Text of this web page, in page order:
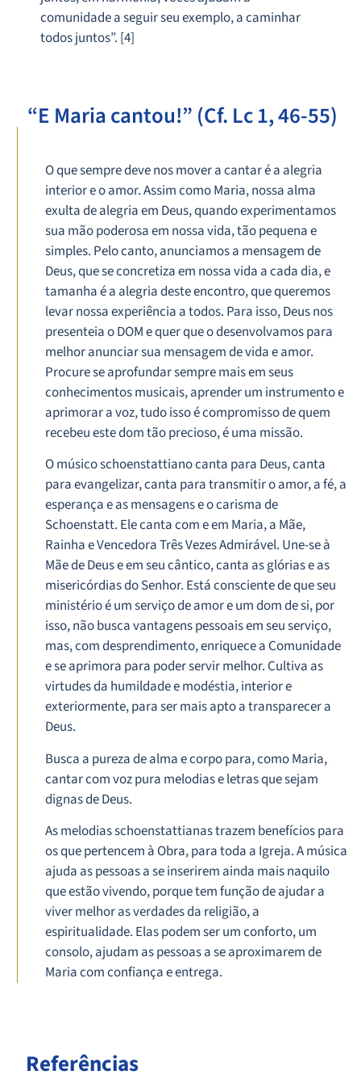
comunidade a seguir seu exemplo, a caminhar
todos juntos”. [4]
“E Maria cantou!” (Cf. Lc 1, 46-55)
O que sempre deve nos mover a cantar é a alegria
interior e o amor. Assim como Maria, nossa alma
exulta de alegria em Deus, quando experimentamos
sua mão poderosa em nossa vida, tão pequena e
simples. Pelo canto, anunciamos a mensagem de
Deus, que se concretiza em nossa vida a cada dia, e
tamanha é a alegria deste encontro, que queremos
levar nossa experiência a todos. Para isso, Deus nos
presenteia o DOM e quer que o desenvolvamos para
melhor anunciar sua mensagem de vida e amor.
Procure se aprofundar sempre mais em seus
conhecimentos musicais, aprender um instrumento e
aprimorar a voz, tudo isso é compromisso de quem
recebeu este dom tão precioso, é uma missão.
O músico schoenstattiano canta para Deus, canta
para evangelizar, canta para transmitir o amor, a fé, a
esperança e as mensagens e o carisma de
Schoenstatt. Ele canta com e em Maria, a Mãe,
Rainha e Vencedora Três Vezes Admirável. Une-se à
Mãe de Deus e em seu cântico, canta as glórias e as
misericórdias do Senhor. Está consciente de que seu
ministério é um serviço de amor e um dom de si, por
isso, não busca vantagens pessoais em seu serviço,
mas, com desprendimento, enriquece a Comunidade
e se aprimora para poder servir melhor. Cultiva as
virtudes da humildade e modéstia, interior e
exteriormente, para ser mais apto a transparecer a
Deus.
Busca a pureza de alma e corpo para, como Maria,
cantar com voz pura melodias e letras que sejam
dignas de Deus.
As melodias schoenstattianas trazem benefícios para
os que pertencem à Obra, para toda a Igreja. A música
ajuda as pessoas a se inserirem ainda mais naquilo
que estão vivendo, porque tem função de ajudar a
viver melhor as verdades da religião, a
espiritualidade. Elas podem ser um conforto, um
consolo, ajudam as pessoas a se aproximarem de
Maria com confiança e entrega.
Referências